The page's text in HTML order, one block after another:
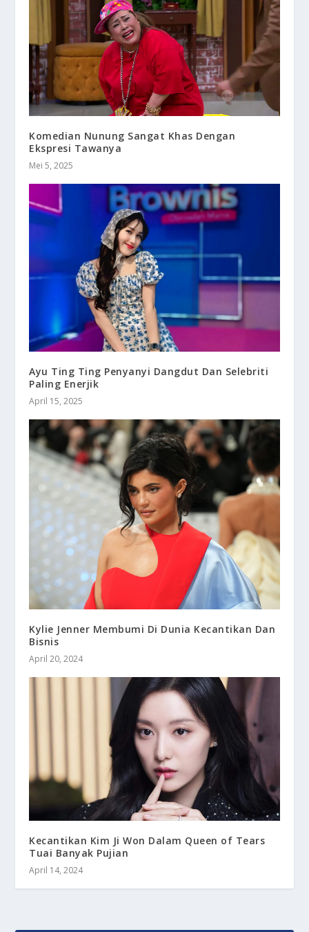
Komedian Nunung Sangat Khas Dengan
Ekspresi Tawanya
Mei 5, 2025
Ayu Ting Ting Penyanyi Dangdut Dan Selebriti
Paling Enerjik
April 15, 2025
Kylie Jenner Membumi Di Dunia Kecantikan Dan
Bisnis
April 20, 2024
Kecantikan Kim Ji Won Dalam Queen of Tears
Tuai Banyak Pujian
April 14, 2024